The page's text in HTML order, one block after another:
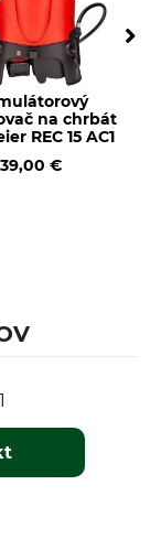
na chrbát
REC 15 AC1
€